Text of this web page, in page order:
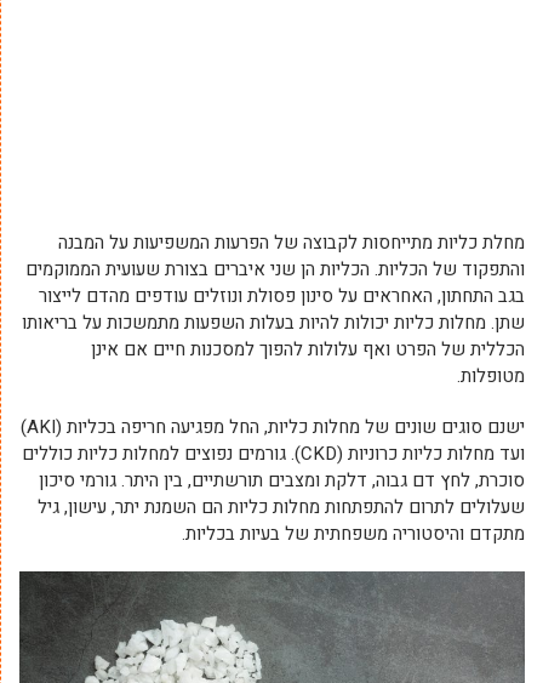
מחלת כליות מתייחסות לקבוצה של הפרעות המשפיעות על המבנה
והתפקוד של הכליות. הכליות הן שני איברים בצורת שעועית הממוקמים
בגב התחתון, האחראים על סינון פסולת ונוזלים עודפים מהדם לייצור
שתן. מחלות כליות יכולות להיות בעלות השפעות מתמשכות על בריאותו
הכללית של הפרט ואף עלולות להפוך למסכנות חיים אם אינן
מטופלות.
ישנם סוגים שונים של מחלות כליות, החל מפגיעה חריפה בכליות (AKI)
ועד מחלות כליות כרוניות (CKD). גורמים נפוצים למחלות כליות כוללים
סוכרת, לחץ דם גבוה, דלקת ומצבים תורשתיים, בין היתר. גורמי סיכון
שעלולים לתרום להתפתחות מחלות כליות הם השמנת יתר, עישון, גיל
מתקדם והיסטוריה משפחתית של בעיות בכליות.